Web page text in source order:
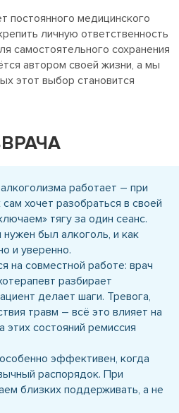
постоянного медицинского
личную ответственность
самостоятельного сохранения
автором своей жизни, а мы
этот выбор становится
работает – при
хочет разобраться в своей
тягу за один сеанс.
был алкоголь, и как
и уверенно.
на совместной работе: врач
разбирает
делает шаги. Тревога,
травм – всё это влияет на
этих состояний ремиссия
эффективен, когда
распорядок. При
близких поддерживать, а не